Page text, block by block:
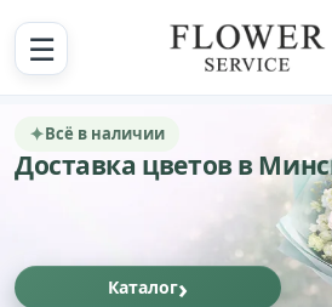
☰
✦Всё в наличии
Доставка цветов в
Каталог›